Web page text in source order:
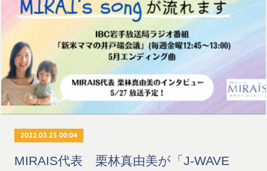
2022.03.25 00:04
MIRAIS代表 栗林真由美が「J-WAVE